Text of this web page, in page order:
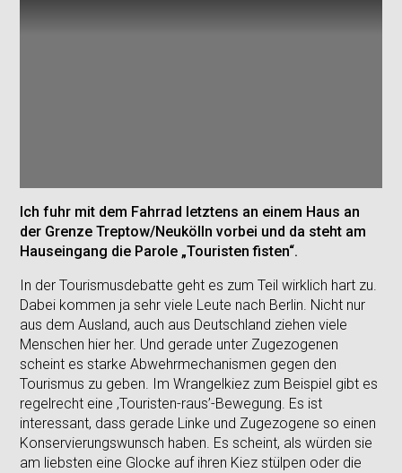
Ich fuhr mit dem Fahrrad letztens an einem Haus an
der Grenze Treptow/Neukölln vorbei und da steht am
Hauseingang die Parole „Touristen fisten“.
In der Tourismusdebatte geht es zum Teil wirklich hart zu.
Dabei kommen ja sehr viele Leute nach Berlin. Nicht nur
aus dem Ausland, auch aus Deutschland ziehen viele
Menschen hier her. Und gerade unter Zugezogenen
scheint es starke Abwehrmechanismen gegen den
Tourismus zu geben. Im Wrangelkiez zum Beispiel gibt es
regelrecht eine ‚Touristen-raus’-Bewegung. Es ist
interessant, dass gerade Linke und Zugezogene so einen
Konservierungswunsch haben. Es scheint, als würden sie
am liebsten eine Glocke auf ihren Kiez stülpen oder die